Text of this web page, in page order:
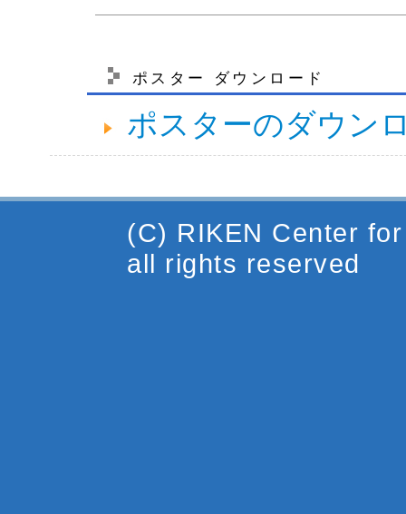
ポスター ダウンロード
ポスターのダウン
(C) RIKEN Center
all rights reserved